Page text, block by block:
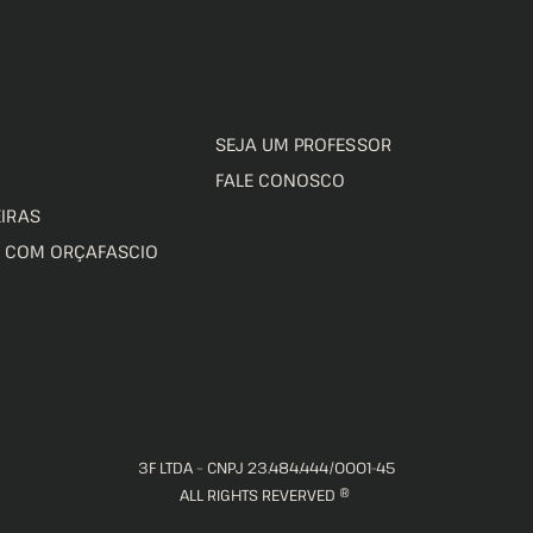
ORÇAFASCIO
SEJA UM PROFESSOR
FALE CONOSCO
3F LTDA – CNPJ 23.484.444/0001-45
ALL RIGHTS REVERVED ®